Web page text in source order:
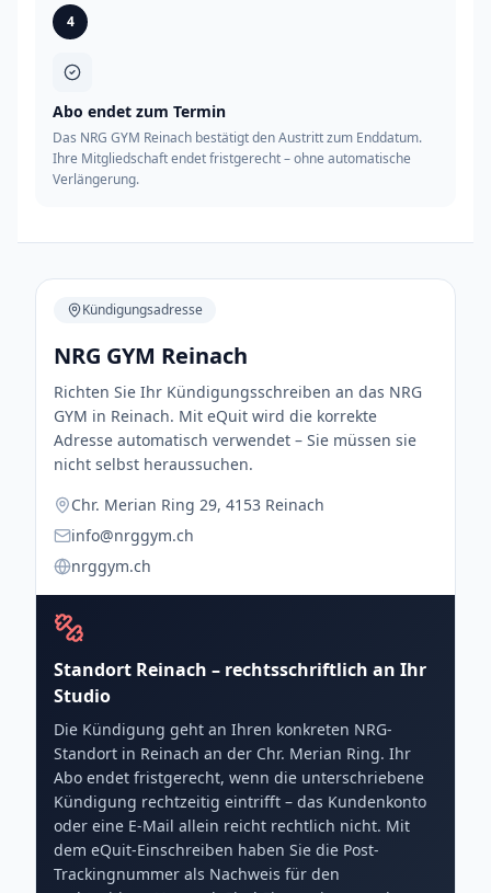
4
Abo endet zum Termin
Das NRG GYM Reinach bestätigt den Austritt zum Enddatum.
Ihre Mitgliedschaft endet fristgerecht – ohne automatische
Verlängerung.
Kündigungsadresse
NRG GYM Reinach
Richten Sie Ihr Kündigungsschreiben an das NRG
GYM in Reinach. Mit eQuit wird die korrekte
Adresse automatisch verwendet – Sie müssen sie
nicht selbst heraussuchen.
Chr. Merian Ring 29, 4153 Reinach
info@nrggym.ch
nrggym.ch
Standort Reinach – rechtsschriftlich an Ihr
Studio
Die Kündigung geht an Ihren konkreten NRG-
Standort in Reinach an der Chr. Merian Ring. Ihr
Abo endet fristgerecht, wenn die unterschriebene
Kündigung rechtzeitig eintrifft – das Kundenkonto
oder eine E-Mail allein reicht rechtlich nicht. Mit
dem eQuit-Einschreiben haben Sie die Post-
Trackingnummer als Nachweis für den